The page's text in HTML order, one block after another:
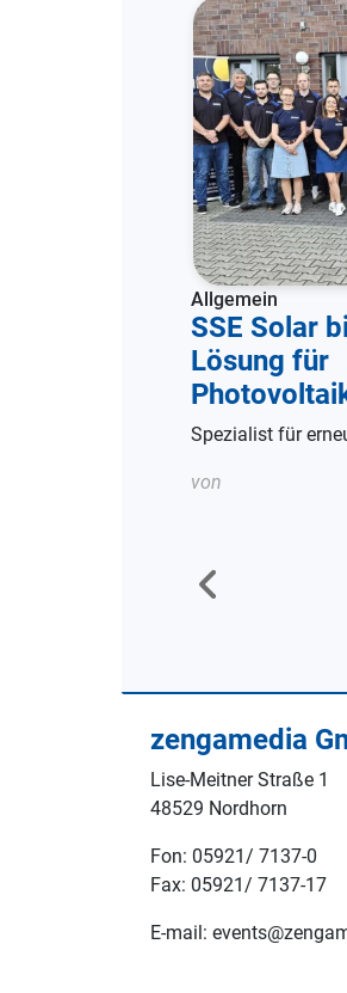
Allgemein
SSE Solar
Lösung für
Spezialist für
von
zengamedia
Lise-Meitner Straße 1
48529 Nordhorn
Fon: 05921/ 7137-0
Fax: 05921/ 7137-17
E-mail: